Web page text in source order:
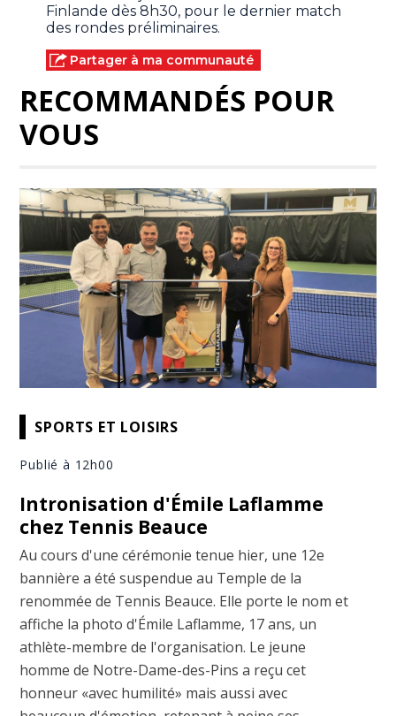
Finlande dès 8h30, pour le dernier match
des rondes préliminaires.
Partager à ma communauté
RECOMMANDÉS POUR
VOUS
SPORTS ET LOISIRS
Publié à 12h00
Intronisation d'Émile Laflamme
chez Tennis Beauce
Au cours d'une cérémonie tenue hier, une 12e
bannière a été suspendue au Temple de la
renommée de Tennis Beauce. Elle porte le nom et
affiche la photo d'Émile Laflamme, 17 ans, un
athlète-membre de l'organisation. Le jeune
homme de Notre-Dame-des-Pins a reçu cet
honneur «avec humilité» mais aussi avec